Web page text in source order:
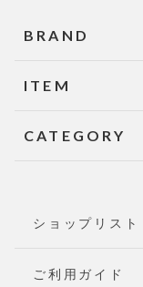
BRAND
ITEM
CATEGORY
ショップリスト
ご利用ガイド